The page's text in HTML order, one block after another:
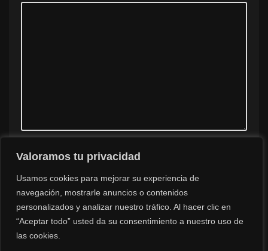
Valoramos tu privacidad
Usamos cookies para mejorar su experiencia de
navegación, mostrarle anuncios o contenidos
personalizados y analizar nuestro tráfico. Al hacer clic en
“Aceptar todo” usted da su consentimiento a nuestro uso de
las cookies.
Guarda mi nombre, correo electrónico y web en este